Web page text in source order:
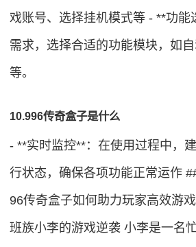
戏账号、选择挂机模式等 - **功能
需求，选择合适的功能模块，如
等。
10.996传奇盒子是什么
- **实时监控**：在使用过程中，
行状态，确保各项功能正常运作
96传奇盒子如何助力玩家高效游
班族小李的游戏逆袭 小李是一名